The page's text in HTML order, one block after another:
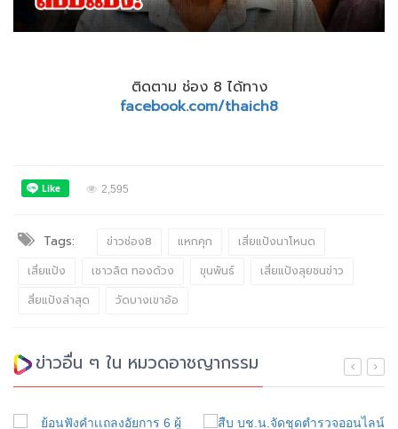
ติดตาม ช่อง 8 ได้ทาง
facebook.com/thaich8
2,595
Tags: ข่าวช่อง8 แหกคุก
เสี่ยแป้งนาโหนด
เสี่ยแป้ง
เชาวลิต ทองด้วง ขุนพันธ์
เสี่ยแป้งลุยชนข่าว
สี่ยแป้งล่าสุด
วัดบางเขาอ้อ
ข่าวอื่น ๆ ใน หมวดอาชญากรรม